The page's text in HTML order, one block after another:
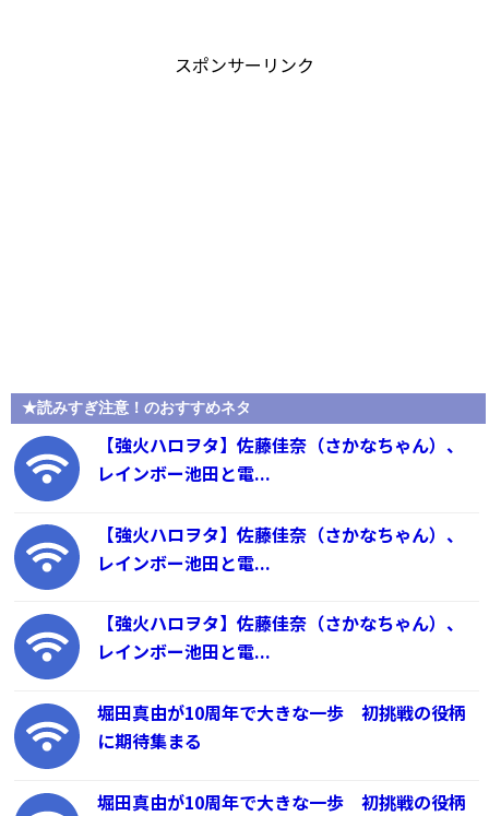
スポンサーリンク
★読みすぎ注意！のおすすめネタ
【強火ハロヲタ】佐藤佳奈（さかなちゃん）、
レインボー池田と電...
【強火ハロヲタ】佐藤佳奈（さかなちゃん）、
レインボー池田と電...
【強火ハロヲタ】佐藤佳奈（さかなちゃん）、
レインボー池田と電...
堀田真由が10周年で大きな一歩 初挑戦の役柄
に期待集まる
堀田真由が10周年で大きな一歩 初挑戦の役柄